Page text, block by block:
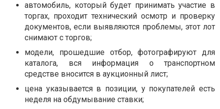
автомобиль, который будет принимать участие в
торгах, проходит технический осмотр и проверку
документов, если выявляются проблемы, этот лот
снимают с торгов;
модели, прошедшие отбор, фотографируют для
каталога, вся информация о транспортном
средстве вносится в аукционный лист;
цена указывается в позиции, у покупателей есть
неделя на обдумывание ставки;